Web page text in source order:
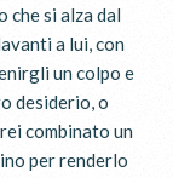
che si alza dal
a lui, con
un colpo e
desiderio, o
combinato un
per renderlo